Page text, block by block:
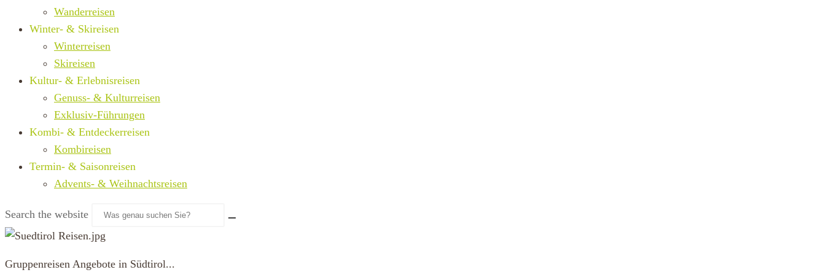
Wanderreisen
Winter- & Skireisen
Winterreisen
Skireisen
Kultur- & Erlebnisreisen
Genuss- & Kulturreisen
Exklusiv-Führungen
Kombi- & Entdeckerreisen
Kombireisen
Termin- & Saisonreisen
Advents- & Weihnachtsreisen
Search the website
Gruppenreisen Angebote in Südtirol...